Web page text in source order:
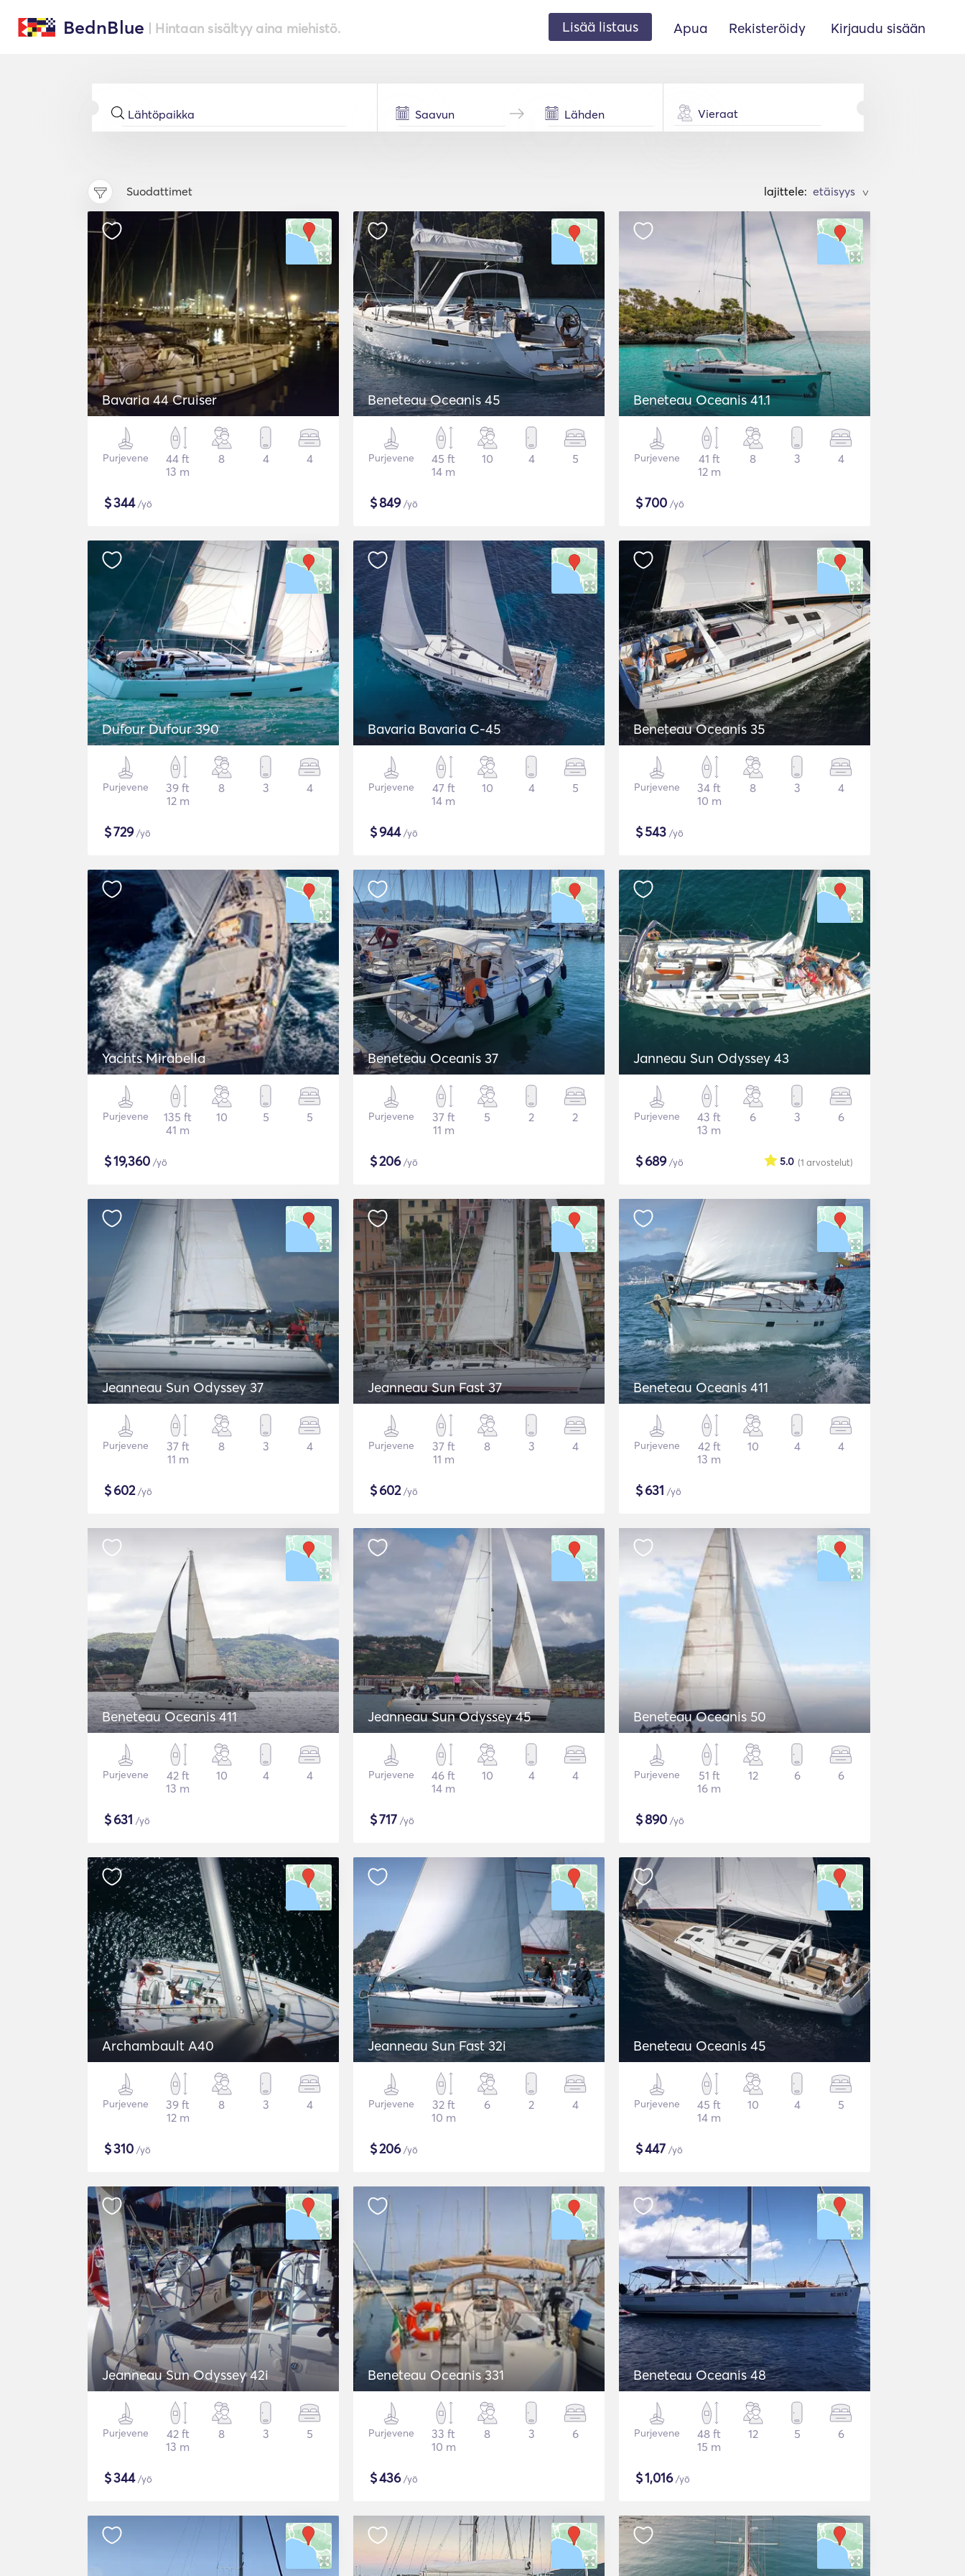
BednBlue | Hintaan sisältyy aina miehistö. Lisää listaus Apua Rekisteröidy Kirjaudu sisään
Vieraat
Suodattimet lajittele: >
Bavaria 44 Cruiser
Purjevene
44 ft
13 m
8 4 4
$344/yö
Beneteau Oceanis 45
Purjevene
45 ft
14 m
10 4 5
$849/yö
Beneteau Oceanis 41.1
Purjevene
41 ft
12 m
8 3 4
$700 /yö
Dufour Dufour 390
Purjevene
39 ft
12 m
8 3 4
$729/yö
Bavaria Bavaria C-45
Purjevene
47 ft
14 m
10 4 5
$944/yö
Beneteau Oceanis 35
Purjevene
34 ft
10 m
8 3 4
$543 /yö
Yachts Mirabella
Purjevene
135 ft
41 m
10 5 5
$19,360 /yö
Beneteau Oceanis 37
Purjevene
37 ft
11 m
5 2 2
$206/yö
Janneau Sun Odyssey 43
Purjevene
43 ft
13 m
6 3 6
$689/yö (1 arvostelut)
5.0
Jeanneau Sun Odyssey 37
Purjevene
37 ft
11 m
8 3 4
$602/yö
Jeanneau Sun Fast 37
Purjevene
37 ft
11 m
8 3 4
$602/yö
Beneteau Oceanis 411
Purjevene
42 ft
13 m
10 4 4
$631 /yö
Beneteau Oceanis 411
Purjevene
42 ft
13 m
10 4 4
$631 /yö
Jeanneau Sun Odyssey 45
Purjevene
46 ft
14 m
10 4 4
$717 /yö
Beneteau Oceanis 50
Purjevene
51 ft
16 m
12 6 6
$890 /yö
Archambault A40
Purjevene
39 ft
12 m
8 3 4
$310 /yö
Jeanneau Sun Fast 32i
Purjevene
32 ft
10 m
6 2 4
$206/yö
Beneteau Oceanis 45
Purjevene
45 ft
14 m
10 4 5
$447 /yö
Jeanneau Sun Odyssey 42i
Purjevene
42 ft
13 m
8 3 5
$344/yö
Beneteau Oceanis 331
Purjevene
33 ft
10 m
8 3 6
$436/yö
Beneteau Oceanis 48
Purjevene
48 ft
15 m
12 5 6
$1,016/yö